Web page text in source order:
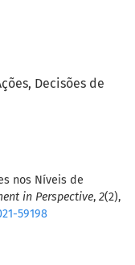
Decisões de
nos Níveis de
in Perspective, 2(2),
59198